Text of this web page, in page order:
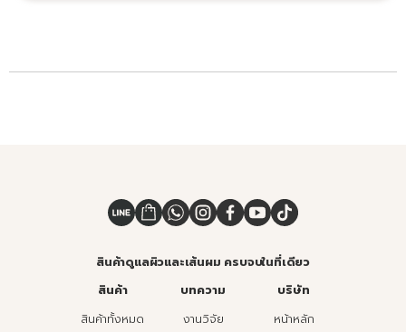
สินค้าดูแลผิวและเส้นผม ครบจบในที่เดียว
สินค้า
สินค้าทั้งหมด
บทความ
งานวิจัย
บริษัท
หน้าหลัก